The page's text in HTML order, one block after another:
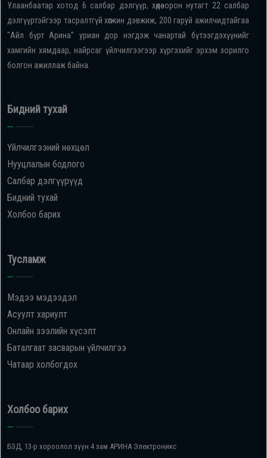
Улаанбаатар хотод 6 салбар дэлгүүр, хөдөө орон нутагт 22 салбар
дэлгүүртэйгээр тасралтгүй хөгжин дэвжиж, 200 гаруй ажилчидтайгаа
"Айл бүрт Арина" уриан дор нэгдэж чанартай бүтээгдэхүүнийг
хамгийн хямдаар, найрсаг үйлчилгээгээр хүргэхийг эрхэм зорилго
болгон ажиллаж байна.
Бидний тухай
Үйлчилгээний нөхцөл
Нууцлалын бодлого
Салбар дэлгүүрүүд
Бидний тухай
Холбоо барих
Тусламж
Мэдээ мэдээдэл
Асуулт хариулт
Онлайн зээлийн хүсэлт
Баталгаат засварын үйлчилгээ
Чатаар холбогдох
Холбоо барих
БЗД, 13-р хороолол зүүн 4 зам АРИНА Электроникс